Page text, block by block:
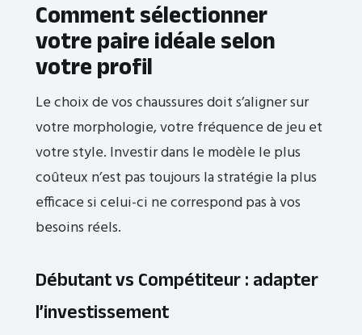
Comment sélectionner
votre paire idéale selon
votre profil
Le choix de vos chaussures doit s’aligner sur
votre morphologie, votre fréquence de jeu et
votre style. Investir dans le modèle le plus
coûteux n’est pas toujours la stratégie la plus
efficace si celui-ci ne correspond pas à vos
besoins réels.
Débutant vs Compétiteur : adapter
l’investissement